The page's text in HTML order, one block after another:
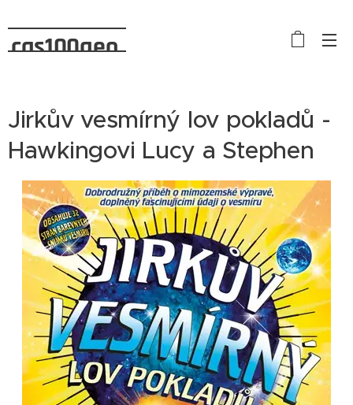
cas100geo
Jirkův vesmírný lov pokladů -
Hawkingovi Lucy a Stephen